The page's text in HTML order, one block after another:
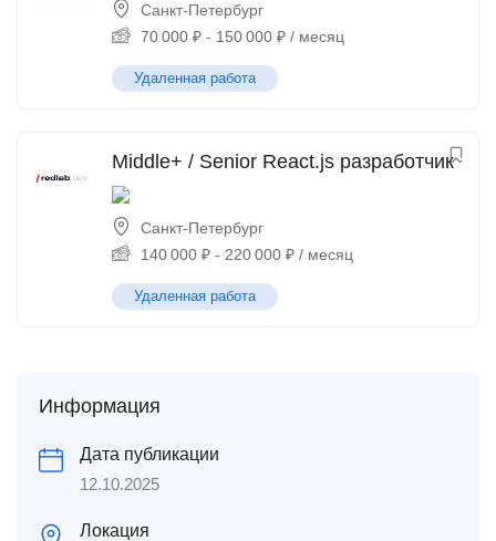
Санкт-Петербург
70 000 ₽ - 150 000 ₽ / месяц
Удаленная работа
Middle+ / Senior React.js разработчик
Санкт-Петербург
140 000 ₽ - 220 000 ₽ / месяц
Удаленная работа
Информация
Дата публикации
12.10.2025
Локация